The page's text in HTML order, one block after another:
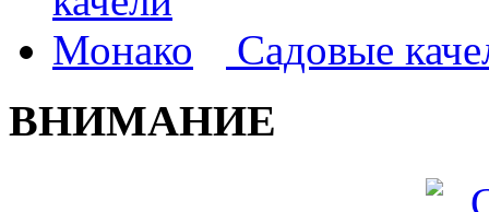
Садовые
ВНИМАНИЕ